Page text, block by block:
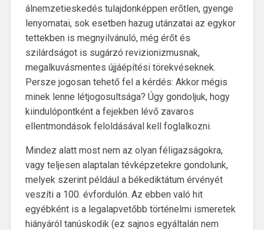
álnemzetieskedés tulajdonképpen erőtlen, gyenge
lenyomatai, sok esetben hazug utánzatai az egykor
tettekben is megnyilvánuló, még érőt és
szilárdságot is sugárzó revizionizmusnak,
megalkuvásmentes újjáépítési törekvéseknek.
Persze jogosan tehető fel a kérdés: Akkor mégis
minek lenne létjogosultsága? Úgy gondoljuk, hogy
kiindulópontként a fejekben lévő zavaros
ellentmondások feloldásával kell foglalkozni.
Mindez alatt most nem az olyan féligazságokra,
vagy teljesen alaptalan tévképzetekre gondolunk,
melyek szerint például a békediktátum érvényét
veszíti a 100. évfordulón. Az ebben való hit
egyébként is a legalapvetőbb történelmi ismeretek
hiányáról tanúskodik (ez sajnos egyáltalán nem